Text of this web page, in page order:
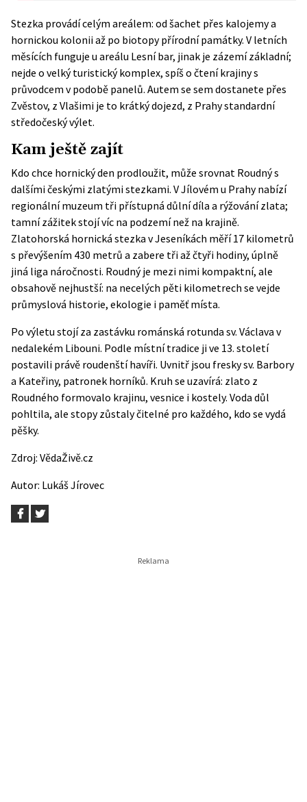
Stezka provádí celým areálem: od šachet přes kalojemy a
hornickou kolonii až po biotopy přírodní památky. V letních
měsících funguje u areálu Lesní bar, jinak je zázemí základní;
nejde o velký turistický komplex, spíš o čtení krajiny s
průvodcem v podobě panelů. Autem se sem dostanete přes
Zvěstov, z Vlašimi je to krátký dojezd, z Prahy standardní
středočeský výlet.
Kam ještě zajít
Kdo chce hornický den prodloužit, může srovnat Roudný s
dalšími českými zlatými stezkami. V Jílovém u Prahy nabízí
regionální muzeum tři přístupná důlní díla a rýžování zlata;
tamní zážitek stojí víc na podzemí než na krajině.
Zlatohorská hornická stezka v Jeseníkách měří 17 kilometrů
s převýšením 430 metrů a zabere tři až čtyři hodiny, úplně
jiná liga náročnosti. Roudný je mezi nimi kompaktní, ale
obsahově nejhustší: na necelých pěti kilometrech se vejde
průmyslová historie, ekologie i paměť místa.
Po výletu stojí za zastávku románská rotunda sv. Václava v
nedalekém Libouni. Podle místní tradice ji ve 13. století
postavili právě roudenští havíři. Uvnitř jsou fresky sv. Barbory
a Kateřiny, patronek horníků. Kruh se uzavírá: zlato z
Roudného formovalo krajinu, vesnice i kostely. Voda důl
pohltila, ale stopy zůstaly čitelné pro každého, kdo se vydá
pěšky.
Zdroj: VědaŽivě.cz
Autor: Lukáš Jírovec